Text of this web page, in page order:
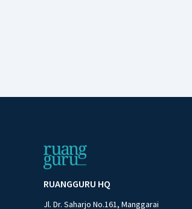
RUANGGURU HQ
Jl. Dr. Saharjo No.161, Manggarai